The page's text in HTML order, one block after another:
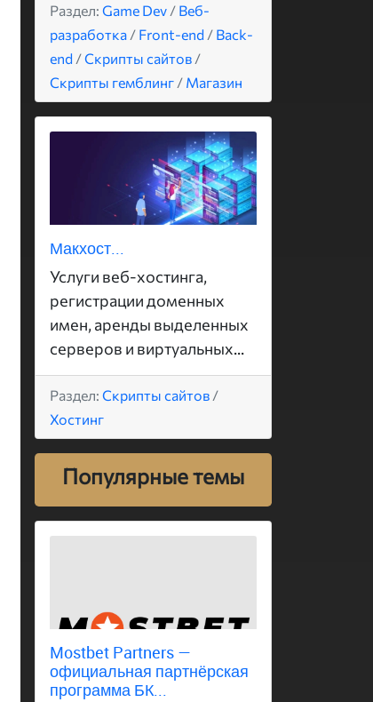
Раздел: Game Dev / Веб-
разработка / Front-end / Back-
end /Скрипты сайтов /
Скрипты гемблинг / Магазин
Макхост...
Услуги веб-хостинга,
регистрации доменных
имен, аренды выделенных
серверов и виртуальных...
Раздел: Скрипты сайтов /
Хостинг
Популярные темы
Mostbet Partners —
официальная партнёрская
программа БК...